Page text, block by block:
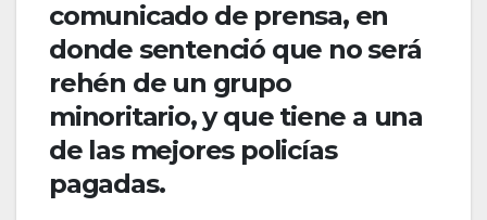
comunicado de prensa, en
donde sentenció que no será
rehén de un grupo
minoritario, y que tiene a una
de las mejores policías
pagadas.